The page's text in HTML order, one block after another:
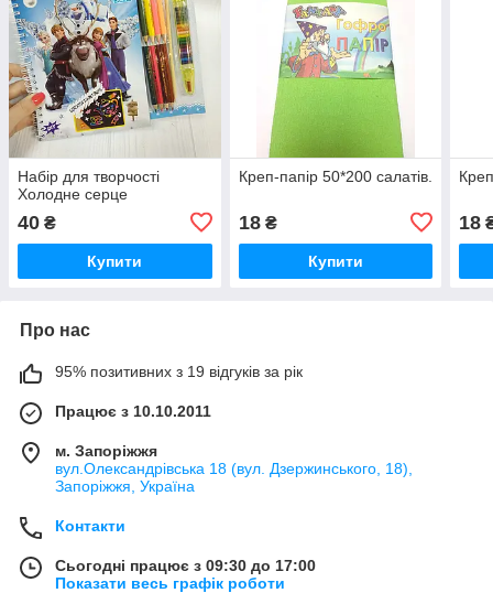
Набір для творчості
Холодне серце
40 ₴
Купити
Креп-папір 50*200 салатів.
18₴
Купити
18
Про нас
95% позитивних з 19 відгуків за рік
Працює з 10.10.2011
м. Запоріжжя
вул.Олександрівська 18 (вул. Дзержинського, 18),
Запоріжжя, Україна
Контакти
Сьогодні працює з 09:30 до 17:00
Показати весь графік роботи